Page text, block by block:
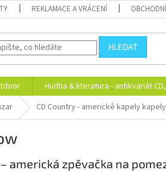
REKLAMACE A VRÁCENÍ
HLEDAT
Hudba & literatura - antikvariát CD,
CD Country - americké kapely kapely
americká zpěvačka na